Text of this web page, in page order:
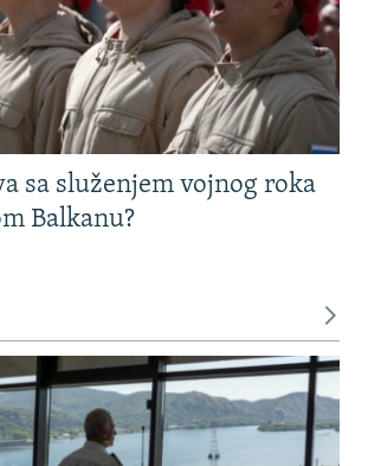
sa služenjem vojnog roka
Balkanu?